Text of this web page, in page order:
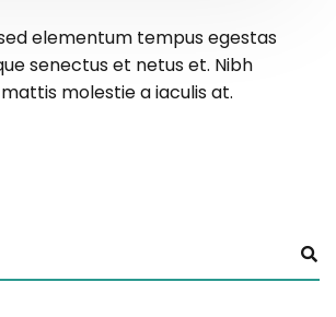
elementum tempus egestas
senectus et netus et. Nibh
molestie a iaculis at.